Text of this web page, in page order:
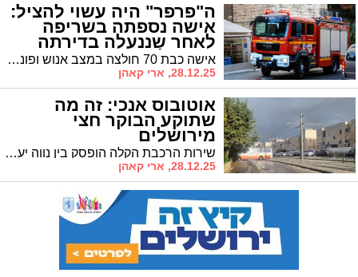
ה"פרפר" היה עשוי להציל:
אישה נספתה בשריפה
לאחר שננעלה בדירתה
בירושלים אישה כבת 70 חולצה במצב אנוש ופונתה להדסה עין כרם שם נקבע מותה • ממצאי החקירה מצביעים על כשל חשמלי והיעדר מנעול פתיחה פנימי שהיה עשוי לסייע לה להימלט
28.12.25, ארי קאהן
אוטובוס אנכי: זה מה
שתוקע הבוקר חצי
מירושלים
שירות הרכבת הקלה הופסק בין נווה יעקב צפון לגבעת המבתר • וזו לא הבעיה היחידה
28.12.25, ארי קאהן